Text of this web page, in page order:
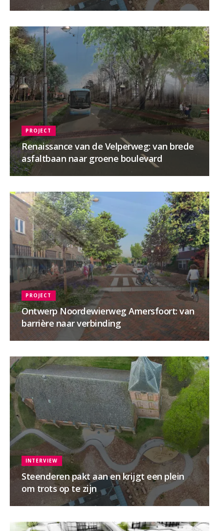
Renaissance van de Velperweg: van brede
asfaltbaan naar groene boulevard
PROJECT
Ontwerp Noordewierweg Amersfoort: van
barrière naar verbinding
PROJECT
Steenderen pakt aan en krijgt een plein
om trots op te zijn
INTERVIEW